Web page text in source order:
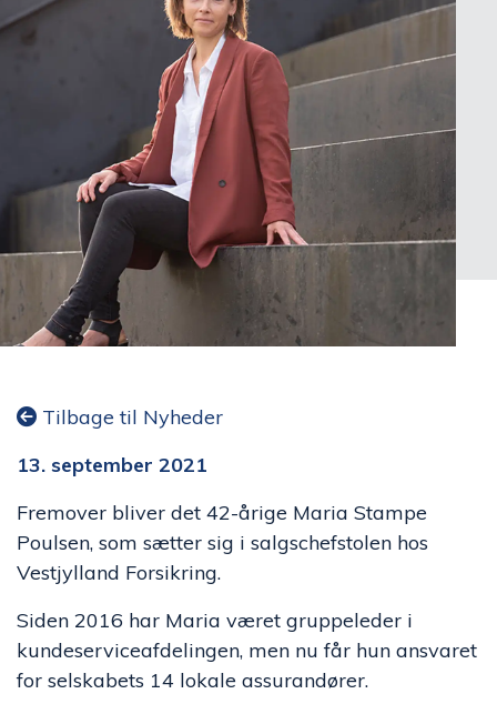
Tilbage til Nyheder
13. september 2021
Fremover bliver det 42-årige Maria Stampe
Poulsen, som sætter sig i salgschefstolen hos
Vestjylland Forsikring.
Siden 2016 har Maria været gruppeleder i
kundeserviceafdelingen, men nu får hun ansvaret
for selskabets 14 lokale assurandører.